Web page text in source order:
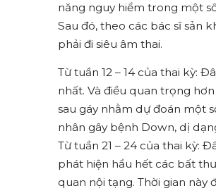
năng nguy hiểm trong một
Sau đó, theo các bác sĩ sản
phải đi siêu âm thai.
Từ tuần 12 – 14 của thai kỳ:
nhất. Và điều quan trọng
sau gáy nhằm dự đoán một
nhân gây bệnh Down, dị
Từ tuần 21 – 24 của thai kỳ:
phát hiện hầu hết các bất
quan nội tạng. Thời gian